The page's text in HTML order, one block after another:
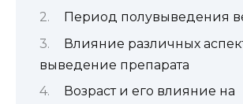
Период полувыведения
Влияние различных
выведение препарата
Возраст и его влияние на